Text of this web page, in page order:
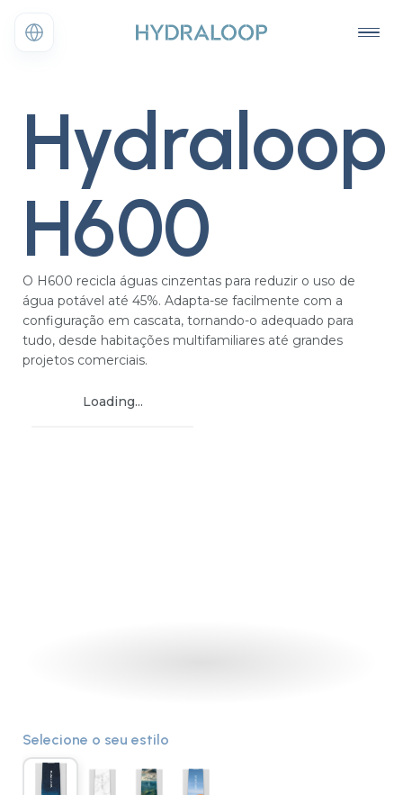
Loading...
Hydraloop
H600
O H600 recicla águas cinzentas para reduzir o uso de
água potável até 45%. Adapta-se facilmente com a
configuração em cascata, tornando-o adequado para
tudo, desde habitações multifamiliares até grandes
projetos comerciais.
Selecione o seu estilo